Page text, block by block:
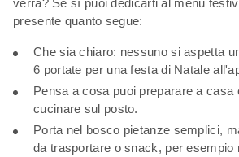
presente quanto segue:
Che sia chiaro: nessuno si aspetta
6 portate per una festa di Natale
Pensa a cosa puoi preparare a casa
cucinare sul posto.
Porta nel bosco pietanze semplici,
da trasportare o snack, per esempio